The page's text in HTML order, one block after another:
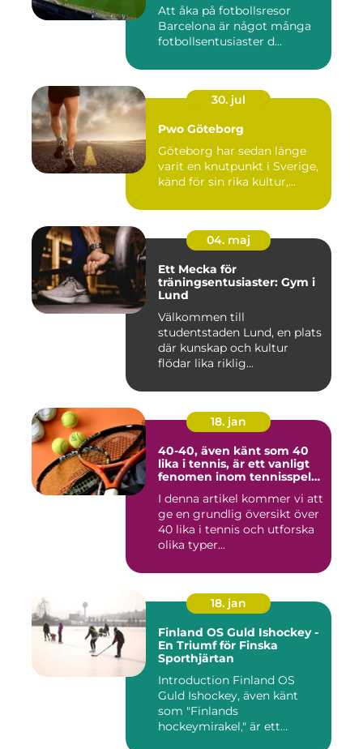
Att åka på fotbollsresor
Barcelona är något många
fotbollsentusiaster d...
30. jul
Pwo Göteborg
Göteborg har sedan länge
varit en knutpunkt i Sverige,
känd för sin rika kultur,...
04. maj
Ett Mecka för
träningsentusiaster: Gym i
Lund
Välkommen till
studentstaden Lund, en plats
där kunskap och kultur
flödar lika riklig...
18. jan
40-40, även känt som 40
lika i tennis, är ett vanligt
fenomen inom tennisspelet
spännande och
frustrerande för spelare
och fans
I denna artikel kommer vi att
ge en grundlig översikt över
40 lika i tennis och utforska
olika typer...
18. jan
Finland OS Guld Ishockey -
En Triumf för Finska
Sporthjärtan
Introduction Finland OS
Guld Ishockey, även känt
som "Finlands
hockeymirakel," är ett